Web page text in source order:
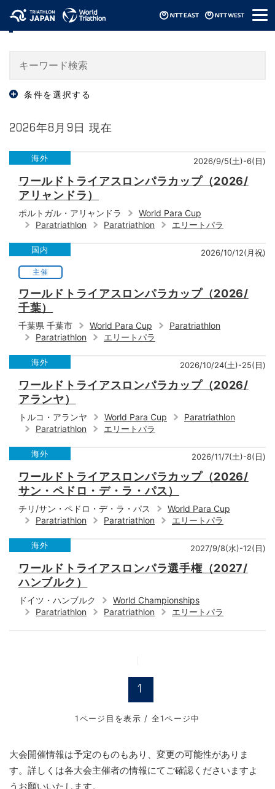
メ
ニ
大会・イベント情報 / Events
条件を選択する
2026年8月9日 現在
海外 2026/9/5(土)-6(日)
ワールドトライアスロンパラカップ（2026/
アリャンドラ）
ポルトガル・アリャンドラ
World Para Cup
Paratriathlon
Paratriathlon エリートパラ
国内
主催
2026/10/12(月祝)
ワールドトライアスロンパラカップ（2026/
千葉）
千葉県 千葉市 World Para Cup
Paratriathlon
Paratriathlon
エリートパラ
海外 2026/10/24(土)-25(日)
ワールドトライアスロンパラカップ（2026/
アランヤ）
トルコ・アランヤ World Para Cup
Paratriathlon
Paratriathlon
エリートパラ
海外 2026/11/7(土)-8(日)
ワールドトライアスロンパラカップ（2026/
サン・ペドロ・デ・ラ・パス）
チリ/サン・ペドロ・デ・ラ・パス
World Para Cup
Paratriathlon
Paratriathlon エリートパラ
海外 2027/9/8(水)-12(日)
ワールドトライアスロンパラ選手権（2027/
ハンブルク）
ドイツ・ハンブルク
World Championships
Paratriathlon
Paratriathlon エリートパラ
1ページ目を表示 / 全1ページ中
1
大会開催情報は予定のものもあり、変更の可能性がありま
す。詳しくは各大会主催者の情報にてご確認くださいますよ
うお願いいたします。